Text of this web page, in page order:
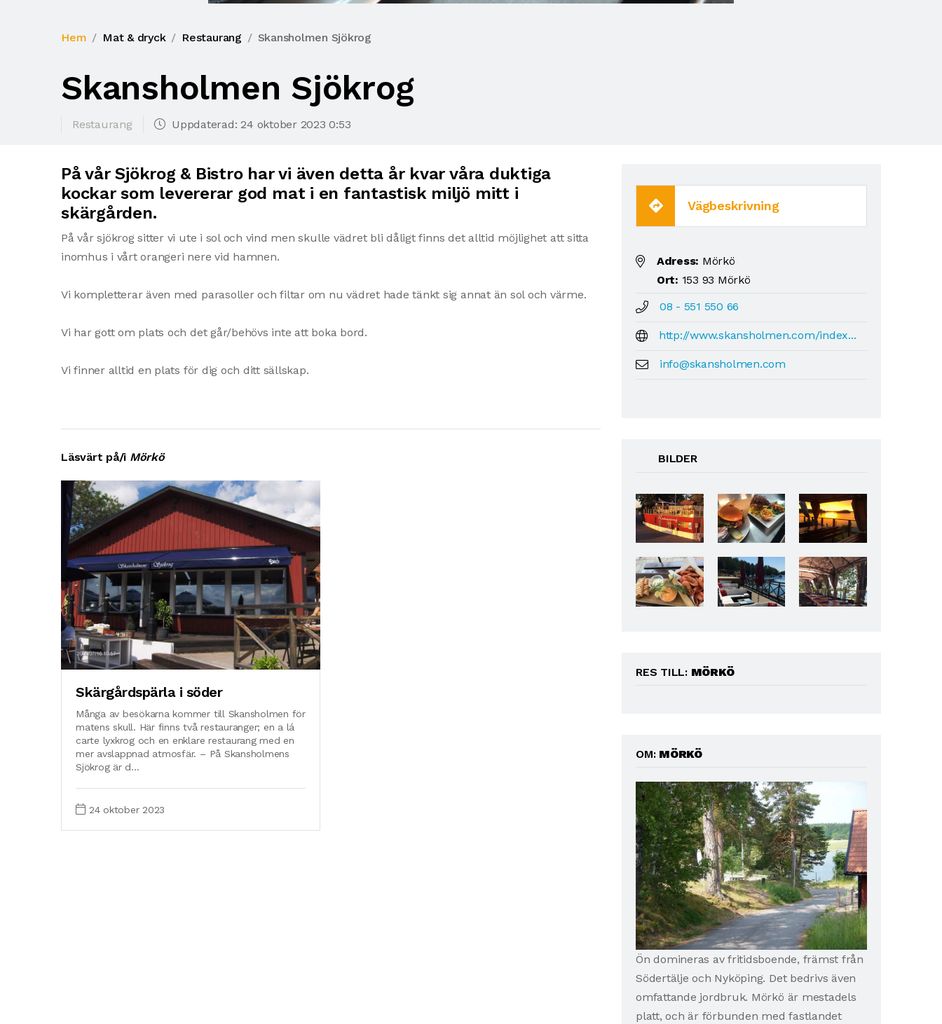
Hem Mat & dryck Restaurang Skansholmen Sjökrog
Skansholmen Sjökrog
Restaurang Uppdaterad: 24 oktober 2023 0:53
På vår Sjökrog & Bistro har vi även detta år kvar våra duktiga
kockar som levererar god mat i en fantastisk miljö mitt i
skärgården.
På vår sjökrog sitter vi ute i sol och vind men skulle vädret bli dåligt finns det alltid möjlighet att sitta
inomhus i vårt orangeri nere vid hamnen.
Vi kompletterar även med parasoller och filtar om nu vädret hade tänkt sig annat än sol och värme.
Vi har gott om plats och det går/behövs inte att boka bord.
Vi finner alltid en plats för dig och ditt sällskap.
Läsvärt på/i Mörkö
Skärgårdspärla i söder
Många av besökarna kommer till Skansholmen för
matens skull. Här finns två restauranger; en a lá
carte lyxkrog och en enklare restaurang med en
mer avslappnad atmosfär. – På Skansholmens
Sjökrog är d...
24 oktober 2023
Vägbeskrivning
Adress: Mörkö
Ort: 153 93 Mörkö
08 - 551 550 66
http://www.skansholmen.com/index...
info@skansholmen.com
BILDER
RES TILL: MÖRKÖ
OM: MÖRKÖ
Ön domineras av fritidsboende, främst från
Södertälje och Nyköping. Det bedrivs även
omfattande jordbruk. Mörkö är mestadels
platt, och är förbunden med fastlandet